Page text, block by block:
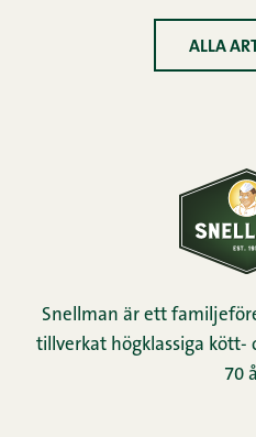
ALLA
Snellman är ett
tillverkat högklassiga kött-
70